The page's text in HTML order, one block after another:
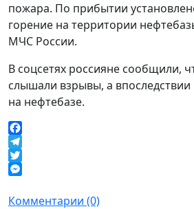
пожара. По прибытии
горение на территории
МЧС России.
В соцсетях россияне сообщили,
слышали взрывы, а
на нефтебазе.
Facebook
Telegram
Twitter
Комментарии (0)